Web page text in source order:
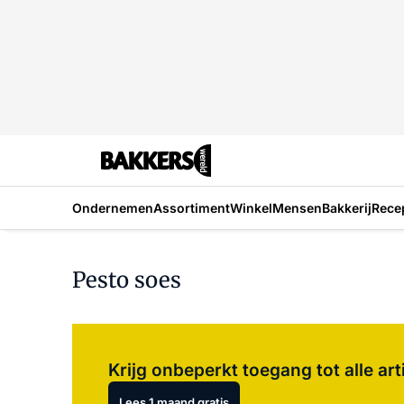
OndernemenAssortimentWinkelMensenBakkerij
Pesto soes
Krijg onbeperkt toegang tot alle